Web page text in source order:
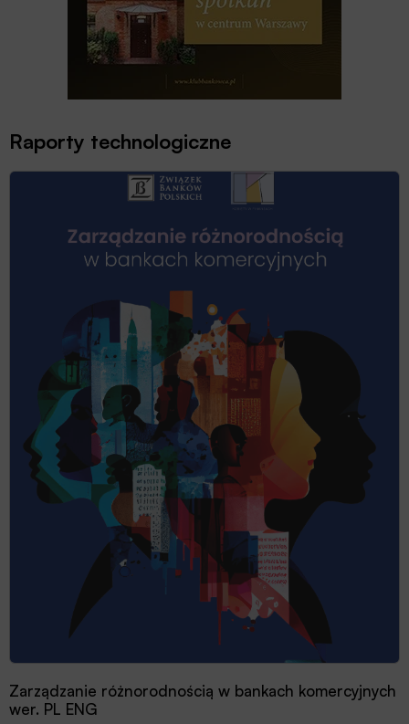
Raporty technologiczne
Zarządzanie różnorodnością w bankach komercyjnych
wer. PL ENG
Przewodnik dobrych praktyk 2025